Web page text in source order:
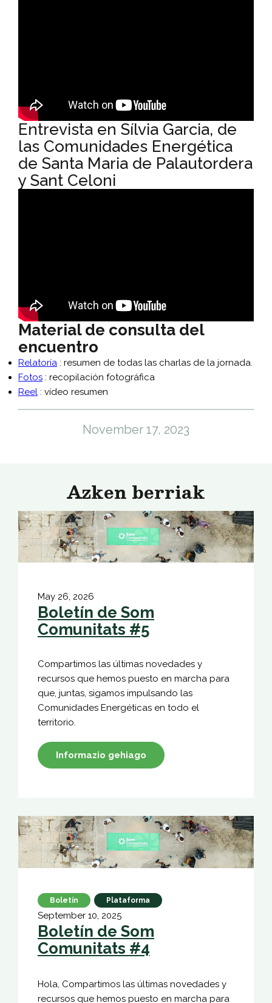
Entrevista en Sílvia Garcia, de
las Comunidades Energética
de Santa Maria de Palautordera
y Sant Celoni
Material de consulta del
encuentro
Relatoría : resumen de todas las charlas de la jornada.
Fotos : recopilación fotográfica
Reel : vídeo resumen
November 17, 2023
Azken berriak
May 26, 2026
Boletín de Som
Comunitats #5
Compartimos las últimas novedades y
recursos que hemos puesto en marcha para
que, juntas, sigamos impulsando las
Comunidades Energéticas en todo el
territorio.
Informazio gehiago
Boletín Plataforma
September 10, 2025
Boletín de Som
Comunitats #4
Hola, Compartimos las últimas novedades y
recursos que hemos puesto en marcha para